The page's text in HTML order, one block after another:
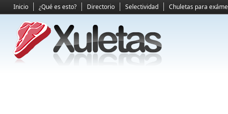
Inicio ¿Qué es esto? Directorio Selectividad Chuletas para